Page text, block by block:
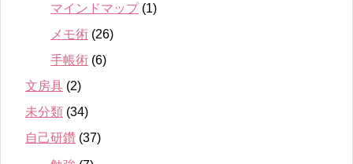
マインドマップ(1)
メモ術 (26)
手帳術 (6)
文房具 (2)
未分類 (34)
自己研鑽 (37)